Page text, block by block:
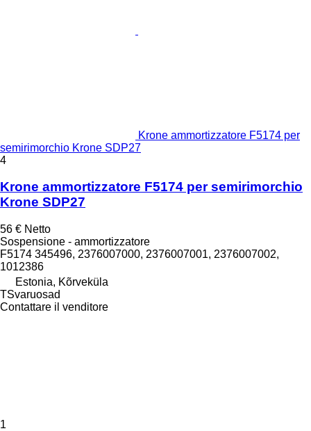
Krone ammortizzatore F5174 per
semirimorchio Krone SDP27
4
Krone ammortizzatore F5174 per semirimorchio
Krone SDP27
56 € Netto
Sospensione - ammortizzatore
F5174 345496, 2376007000, 2376007001, 2376007002,
1012386
Estonia, Kõrveküla
TSvaruosad
Contattare il venditore
1